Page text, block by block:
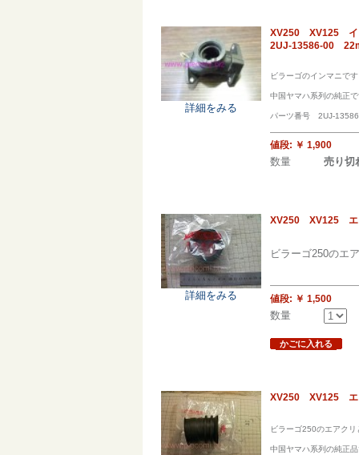
詳細をみる
XV250 XV125 イ
2UJ-13586-00
ビラーゴのインマニで
中国ヤマハ系列の純正
パーツ番号 2UJ-
値段: ￥ 1,900
数量 売り切
詳細をみる
XV250 XV125
ビラーゴ250のエ
値段: ￥ 1,500
数量
かごに入れる
XV250 XV125
ビラーゴ250のエアク
中国ヤマハ系列の純正